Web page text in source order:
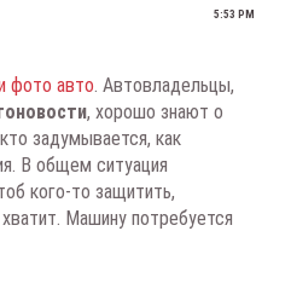
5:53 PM
фото авто. Автовладельцы,
, хорошо знают о
задумывается, как
В общем ситуация
кого-то защитить,
Машину потребуется